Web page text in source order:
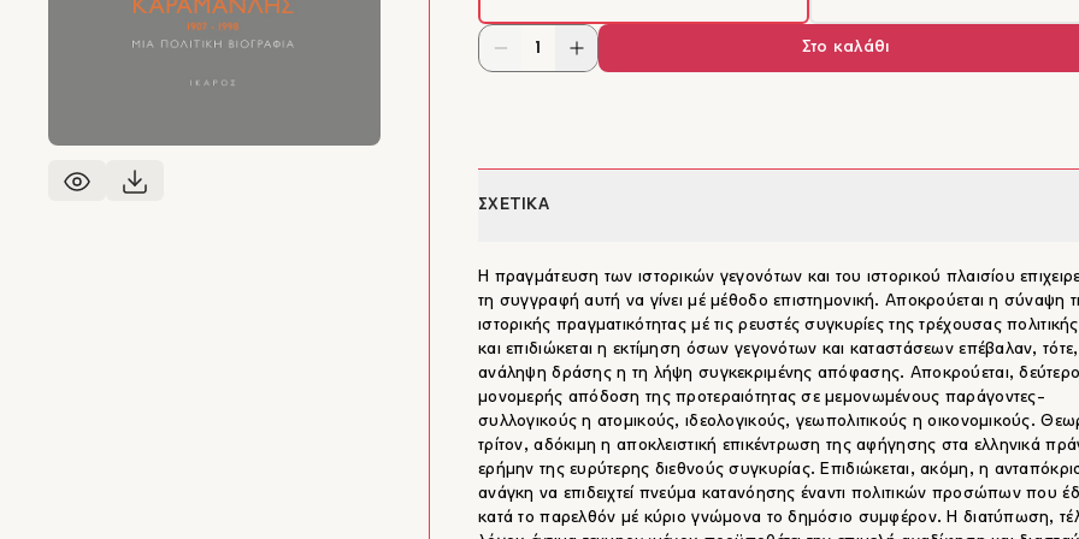
Στο καλάθι
ΣΧΕΤΙΚΑ
Η πραγμάτευση των ιστορικών γεγονότων και του ιστορικού πλαισίου
τη συγγραφή αυτή να γίνει μέ μέθοδο επιστημονική. Αποκρούεται η σύναψη
ιστορικής πραγματικότητας μέ τις ρευστές συγκυρίες της τρέχουσας
και επιδιώκεται η εκτίμηση όσων γεγονότων και καταστάσεων επέβαλαν,
ανάληψη δράσης η τη λήψη συγκεκριμένης απόφασης. Αποκρούεται,
μονομερής απόδοση της προτεραιότητας σε μεμονωμένους παράγοντες-
συλλογικούς η ατομικούς, ιδεολογικούς, γεωπολιτικούς η οικονομικούς.
τρίτον, αδόκιμη η αποκλειστική επικέντρωση της αφήγησης στα ελληνικά
ερήμην της ευρύτερης διεθνούς συγκυρίας. Επιδιώκεται, ακόμη, η
ανάγκη να επιδειχτεί πνεύμα κατανόησης έναντι πολιτικών προσώπων που
κατά το παρελθόν μέ κύριο γνώμονα το δημόσιο συμφέρον. Η διατύπωση,